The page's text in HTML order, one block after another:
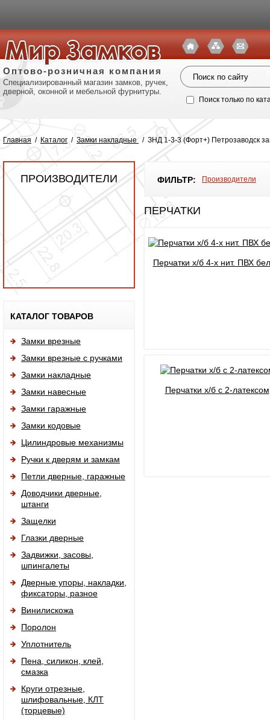
Оптово-розничная компания
Специализированный магазин замков, ручек,
дверной, оконной и мебельной фурнитуры.
Поиск только по
Главная / Каталог / Замки накладные / ЗНД 1-3-3 (Форт+) Петрозаводск
ПРОИЗВОДИТЕЛИ
КАТАЛОГ ТОВАРОВ
Замки врезные
Замки врезные с ручками
Замки накладные
Замки навесные
Замки гаражные
Замки кодовые
Цилиндровые механизмы
Ручки к дверям и замкам
Петли дверные, гаражные
Доводчики дверные,
штанги
Защелки
Глазки дверные
Задвижки, засовы,
шпингалеты
Дверные упоры, накладки,
фиксаторы, разное
Винилискожа
Поролон
Уплотнитель
Пена, силикон, клей,
смазка
Круги отрезные,
шлифовальные, КЛТ
(торцевые)
ФИЛЬТР: Производители
ПЕРЧАТКИ
Перчатки х/б 4-х нит. ПВХ
Перчатки х/б с 2-латексом